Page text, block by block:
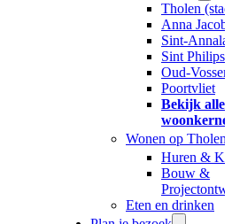
Tholen
Anna
Sint-
Sint
Oud-
Poortvliet
Bekijk alle
Wonen op Tholen
Huren &
Bouw &
Eten en drinken